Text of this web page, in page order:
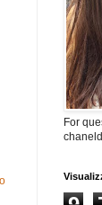
For